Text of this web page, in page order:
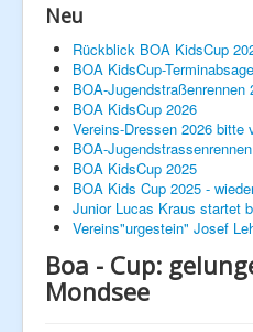
Home
Verein
Rennlizenzen
Next Generation
Hobby
Neu
Rückblick BOA KidsCup
BOA KidsCup-
BOA-Jugendstraßenrennen
BOA KidsCup 2026
Vereins-Dressen 2026 bitte
BOA-
BOA KidsCup 2025
BOA Kids Cup 2025 -
Junior Lucas Kraus startet
Vereins"urgestein" Josef
Boa - Cup:
Mondsee